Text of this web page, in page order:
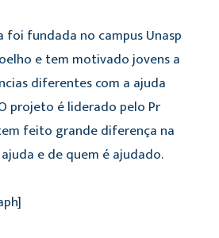
foi fundada no campus Unasp
e tem motivado jovens a
diferentes com a ajuda
projeto é liderado pelo Pr
feito grande diferença na
e de quem é ajudado.